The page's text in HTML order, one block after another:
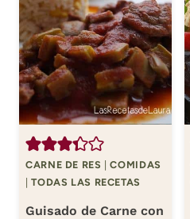
CARNE DE RES |COMIDAS
|TODAS LAS RECETAS
Guisado de Carne con